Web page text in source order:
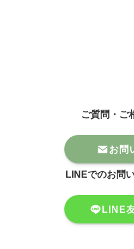
ご質問・ご
お問
LINEでのお問
LINE